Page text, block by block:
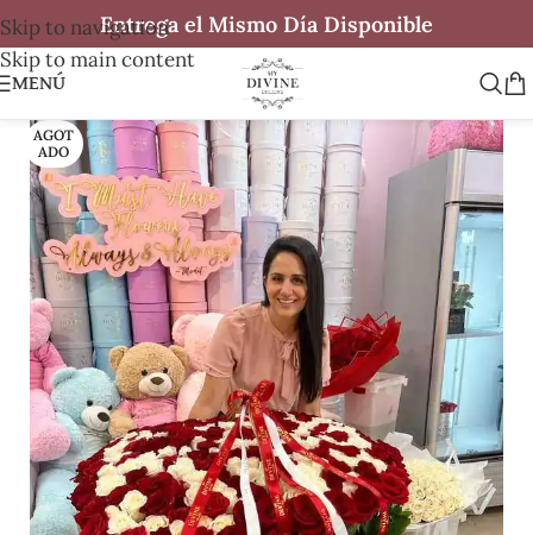
Skip to navigation
Skip to main content
Entrega el Mismo Día Disponible
MENÚ
AGOT
ADO